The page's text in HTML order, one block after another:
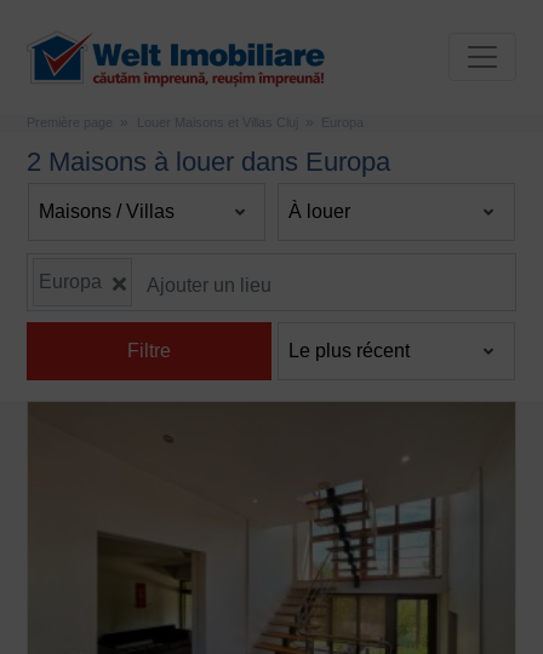
Première page Louer Maisons et Villas Cluj Europa
2 Maisons à louer dans Europa
Europa
Filtre